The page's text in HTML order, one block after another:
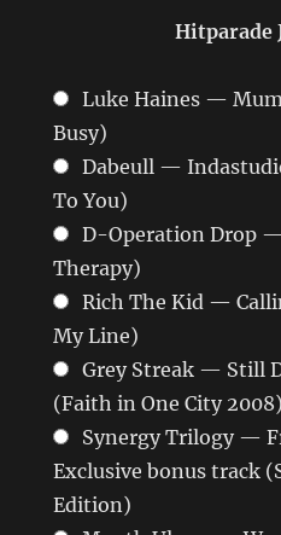
Hitparade
Luke Haines —
Busy)
Dabeull —
To You)
D-Operation Drop
Therapy)
Rich The Kid —
My Line)
Grey Streak — Still
(Faith in One City 2008)
Synergy Trilogy —
Exclusive bonus track
Edition)